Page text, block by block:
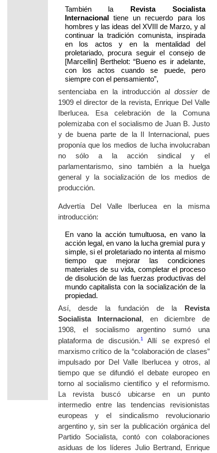
También la Revista Socialista
Internacionaltiene un recuerdo para los
hombres y las ideas del XVIII de Marzo, y al
continuar la tradición comunista, inspirada
en los actos y en la mentalidad del
proletariado, procura seguir el consejo de
[Marcellin] Berthelot: “Bueno es ir adelante,
con los actos cuando se puede, pero
siempre con el pensamiento”,
sentenciaba en la introducción aldossierde
1909 el director de la revista, Enrique Del Valle
Iberlucea. Esa celebración de la Comuna
polemizaba con el socialismo de Juan B. Justo
y de buena parte de la II Internacional, pues
proponía que los medios de lucha involucraban
no sólo a la acción sindical y el
parlamentarismo, sino también a la huelga
general y la socialización de los medios de
producción.
Advertía Del Valle Iberlucea en la misma
introducción:
En vano la acción tumultuosa, en vano la
acción legal, en vano la lucha gremial pura y
simple, si el proletariado no intenta al mismo
tiempo que mejorar las condiciones
materiales de su vida, completar el proceso
de disolución de las fuerzas productivas del
mundo capitalista con la socialización de la
propiedad.
Así, desde la fundación de la Revista
Socialista Internacional, en diciembre de
1908, el socialismo argentino sumó una
plataforma de discusión.1
Allí se expresó el
marxismo crítico de la “colaboración de clases”
impulsado por Del Valle Iberlucea y otros, al
tiempo que se difundió el debate europeo en
torno al socialismo científico y el reformismo.
La revista buscó ubicarse en un punto
intermedio entre las tendencias revisionistas
europeas y el sindicalismo revolucionario
argentino y, sin ser la publicación orgánica del
Partido Socialista, contó con colaboraciones
asiduas de los líderes Julio Bertrand, Enrique